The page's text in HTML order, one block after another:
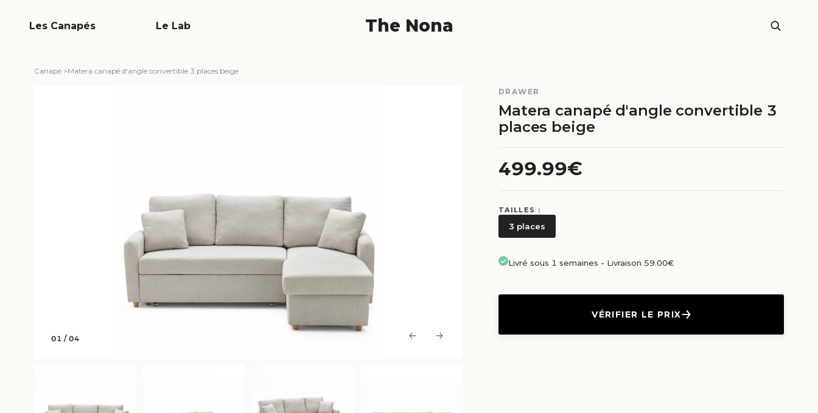
The Nona
Les Canapés Le Lab
Canapé >Matera canapé d'angle convertible 3 places beige
01 /04
DRAWER
Matera canapé d'angle convertible 3
places beige
499.99€
TAILLES :
3 places
Livré sous 1 semaines - Livraison 59.00€
VÉRIFIER LE PRIX